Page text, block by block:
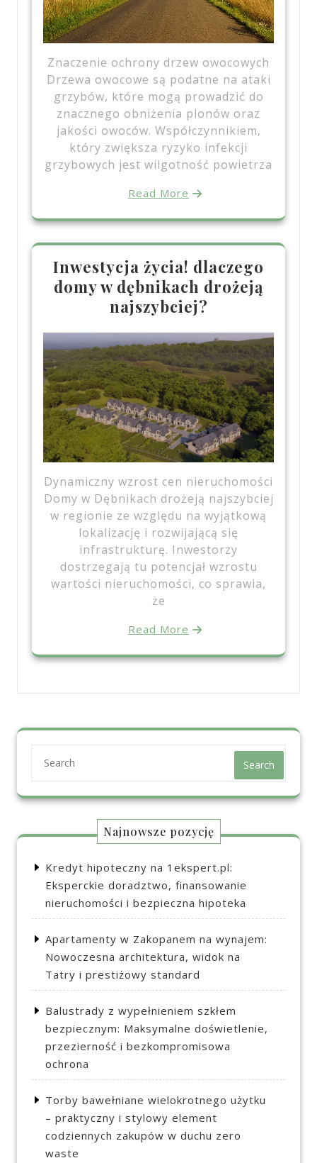
Znaczenie ochrony drzew owocowych
Drzewa owocowe są podatne na ataki
grzybów, które mogą prowadzić do
znacznego obniżenia plonów oraz
jakości owoców. Współczynnikiem,
który zwiększa ryzyko infekcji
grzybowych jest wilgotność powietrza
Read More
Inwestycja życia! dlaczego
domy w dębnikach drożeją
najszybciej?
Dynamiczny wzrost cen nieruchomości
Domy w Dębnikach drożeją najszybciej
w regionie ze względu na wyjątkową
lokalizację i rozwijającą się
infrastrukturę. Inwestorzy
dostrzegają tu potencjał wzrostu
wartości nieruchomości, co sprawia,
że
Read More
Search
Najnowsze pozycję
Kredyt hipoteczny na 1ekspert.pl:
Eksperckie doradztwo, finansowanie
nieruchomości i bezpieczna hipoteka
Apartamenty w Zakopanem na wynajem:
Nowoczesna architektura, widok na
Tatry i prestiżowy standard
Balustrady z wypełnieniem szkłem
bezpiecznym: Maksymalne doświetlenie,
przezierność i bezkompromisowa
ochrona
Torby bawełniane wielokrotnego użytku
– praktyczny i stylowy element
codziennych zakupów w duchu zero
waste